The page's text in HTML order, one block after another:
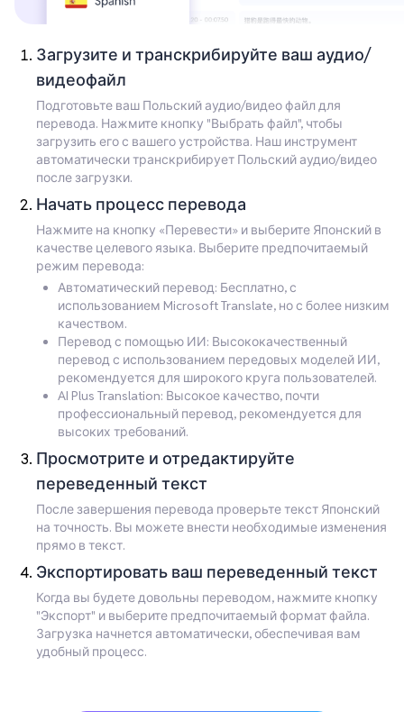
Загрузите и транскрибируйте ваш аудио/
видеофайл
Подготовьте ваш Польский аудио/видео файл для
перевода. Нажмите кнопку "Выбрать файл", чтобы
загрузить его с вашего устройства. Наш инструмент
автоматически транскрибирует Польский аудио/видео
после загрузки.
Начать процесс перевода
Нажмите на кнопку «Перевести» и выберите Японский в
качестве целевого языка. Выберите предпочитаемый
режим перевода:
Автоматический перевод: Бесплатно, с
использованием Microsoft Translate, но с более низким
качеством.
Перевод с помощью ИИ: Высококачественный
перевод с использованием передовых моделей ИИ,
рекомендуется для широкого круга пользователей.
AI Plus Translation: Высокое качество, почти
профессиональный перевод, рекомендуется для
высоких требований.
Просмотрите и отредактируйте
переведенный текст
После завершения перевода проверьте текст Японский
на точность. Вы можете внести необходимые изменения
прямо в текст.
Экспортировать ваш переведенный текст
Когда вы будете довольны переводом, нажмите кнопку
"Экспорт" и выберите предпочитаемый формат файла.
Загрузка начнется автоматически, обеспечивая вам
удобный процесс.